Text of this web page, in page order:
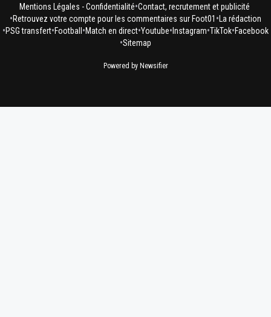
Mentions Légales - Confidentialité•Contact, recrutement et publicité
•Retrouvez votre compte pour les commentaires sur Foot01 •La rédaction
•PSG transfert•Football •Match en direct•Youtube• Instagram•TikTok•Facebook
•Sitemap
Powered by Newsifier